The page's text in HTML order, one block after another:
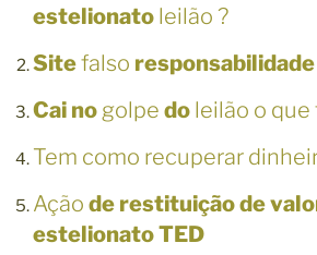
estelionato leilão ?
Sitefalso responsabilidade
Cai no golpe do leilão o que
Tem como recuperar
Ação de restituição de
estelionato TED